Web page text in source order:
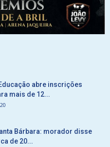
abre inscrições
mais de 12...
Bárbara: morador disse
de 20...